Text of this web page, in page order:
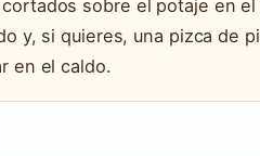
sobre el potaje en
y, si quieres, una pizca de
en el caldo.